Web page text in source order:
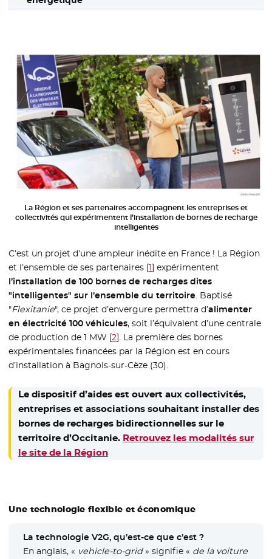
La Région et ses partenaires accompagnent les entreprises et
collectivités qui expérimentent l’installation de bornes de recharge
intelligentes
C’est un projet d’une ampleur inédite en France ! La Région
et l’ensemble de ses partenaires [1] expérimentent
l’installation de 100 bornes de recharges dites
"intelligentes" sur l’ensemble du territoire. Baptisé
"Flexitanie", ce projet d’envergure permettra d’alimenter
en électricité 100 véhicules, soit l’équivalent d’une centrale
de production de 1 MW [2]. La première des bornes
expérimentales financées par la Région est en cours
d’installation à Bagnols-sur-Cèze (30).
Le dispositif d’aides est ouvert aux collectivités,
entreprises et associations souhaitant installer des
bornes de recharges bidirectionnelles sur le
territoire d’Occitanie. Retrouvez les modalités sur
le site de la Région
Une technologie flexible et économique
La technologie V2G, qu’est-ce que c’est ?
En anglais, « vehicle-to-grid» signifie « de la voiture